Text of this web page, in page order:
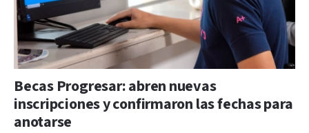
Becas Progresar: abren nuevas
inscripciones y confirmaron las fechas para
anotarse